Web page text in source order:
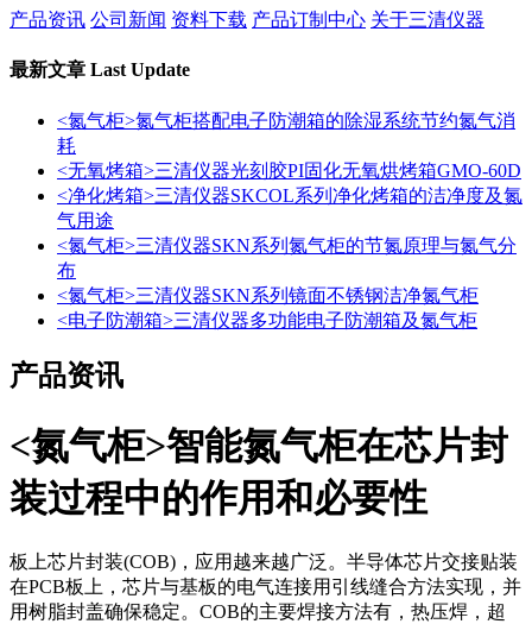
产品资讯 公司新闻 资料下载 产品订制中心 关于三清仪器
最新文章 Last Update
<氮气柜>氮气柜搭配电子防潮箱的除湿系统节约氮气消
耗
<无氧烤箱>三清仪器光刻胶PI固化无氧烘烤箱GMO-60D
<净化烤箱>三清仪器SKCOL系列净化烤箱的洁净度及氮
气用途
<氮气柜>三清仪器SKN系列氮气柜的节氮原理与氮气分
布
<氮气柜>三清仪器SKN系列镜面不锈钢洁净氮气柜
<电子防潮箱>三清仪器多功能电子防潮箱及氮气柜
产品资讯
<氮气柜>智能氮气柜在芯片封
装过程中的作用和必要性
板上芯片封装(COB)，应用越来越广泛。半导体芯片交接贴装
在PCB板上，芯片与基板的电气连接用引线缝合方法实现，并
用树脂封盖确保稳定。COB的主要焊接方法有，热压焊，超